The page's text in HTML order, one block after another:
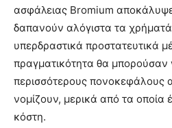
ασφάλειας Bromium αποκάλυψε
δαπανούν αλόγιστα τα χρήματά
υπερδραστικά προστατευτικά
πραγματικότητα θα
περισσότερους πονοκεφάλους
νομίζουν, μερικά από τα οποία
κόστη.